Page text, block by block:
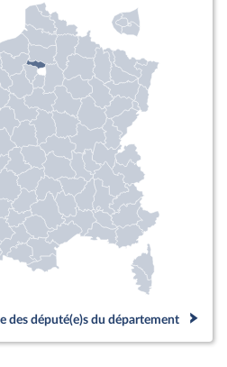
des député(e)s du département